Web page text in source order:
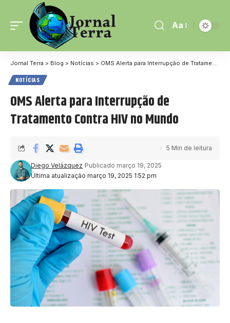
Aa
Jornal Terra > Blog > Notícias > OMS Alerta para Interrupção de Tratamento Contra HIV no Mundo
NOTÍCIAS
OMS Alerta para Interrupção de
Tratamento Contra HIV no Mundo
Última atualização março 19, 2025 1:52 pm
Diego Velázquez Publicado março 19, 2025
5 Min de leitura